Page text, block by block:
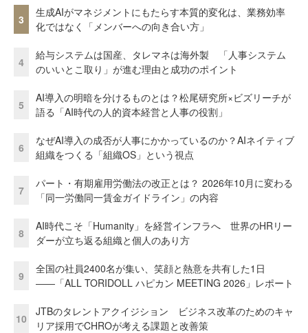
3
生成AIがマネジメントにもたらす本質的変化は、業務効率
化ではなく「メンバーへの向き合い方」
4
給与システムは国産、タレマネは海外製 「人事システム
のいいとこ取り」が進む理由と成功のポイント
5
AI導入の明暗を分けるものとは？松尾研究所×ビズリーチが
語る「AI時代の人的資本経営と人事の役割」
6
なぜAI導入の成否が人事にかかっているのか？AIネイティブ
組織をつくる「組織OS」という視点
7
パート・有期雇用労働法の改正とは？ 2026年10月に変わる
「同一労働同一賃金ガイドライン」の内容
8
AI時代こそ「Humanity」を経営インフラへ 世界のHRリー
ダーが立ち返る組織と個人のあり方
9
全国の社員2400名が集い、笑顔と熱意を共有した1日
――「ALL TORIDOLL ハピカン MEETING 2026」レポート
10
JTBのタレントアクイジション ビジネス改革のためのキャ
リア採用でCHROが考える課題と改善策